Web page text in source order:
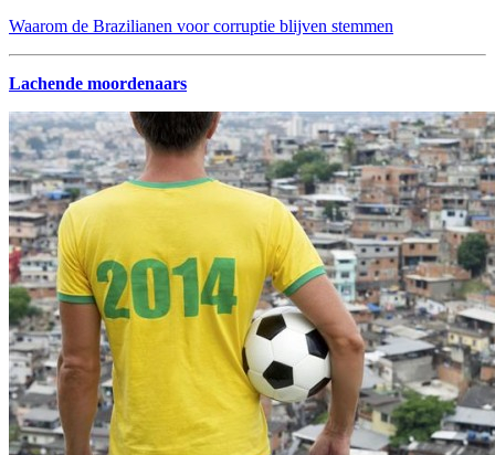
Waarom de Brazilianen voor corruptie blijven stemmen
Lachende moordenaars